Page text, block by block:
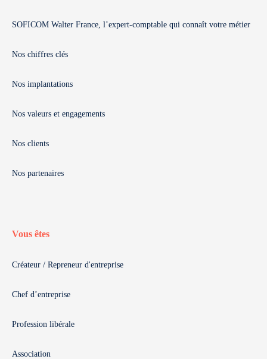
SOFICOM Walter France, l’expert-comptable qui connaît votre métier
Nos chiffres clés
Nos implantations
Nos valeurs et engagements
Nos clients
Nos partenaires
Vous êtes
Créateur / Repreneur d'entreprise
Chef d’entreprise
Profession libérale
Association